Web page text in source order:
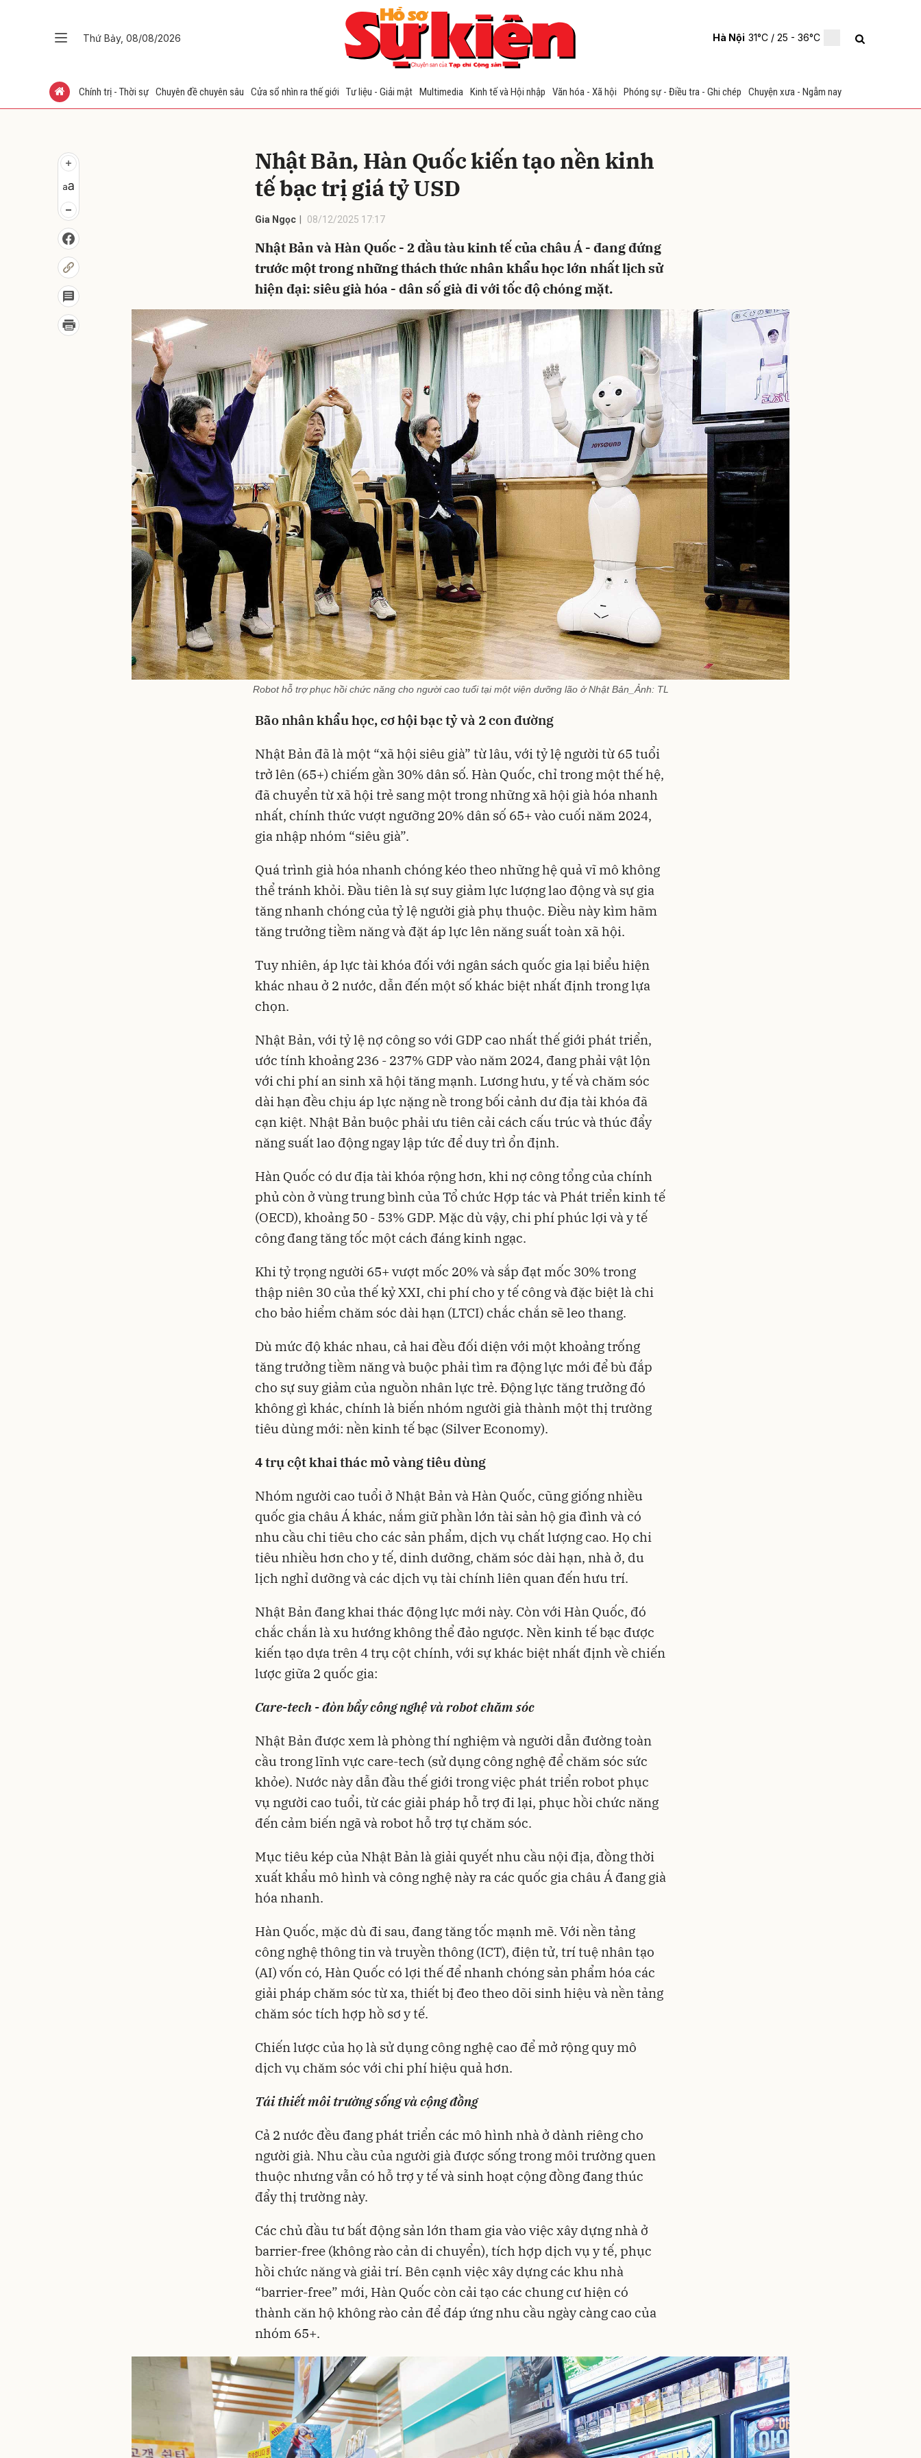
Thứ Bảy, 08/08/2026 Hà Nội 31°C / 25 - 36°C
Chính trị - Thời sự Chuyên đề chuyên sâu Cửa sổ nhìn ra thế giới Tư liệu - Giải mật Multimedia Kinh tế và Hội nhập Văn hóa - Xã hội Phóng sự - Điều tra - Ghi chép Chuyện xưa - Ngẫm nay
Nhật Bản, Hàn Quốc kiến tạo nền kinh
tế bạc trị giá tỷ USD
Gia Ngọc 08/12/2025 17:17
Nhật Bản và Hàn Quốc - 2 đầu tàu kinh tế của châu Á - đang đứng
trước một trong những thách thức nhân khẩu học lớn nhất lịch sử
hiện đại: siêu già hóa - dân số già đi với tốc độ chóng mặt.
Robot hỗ trợ phục hồi chức năng cho người cao tuổi tại một viện dưỡng lão ở Nhật Bản_Ảnh: TL
Bão nhân khẩu học, cơ hội bạc tỷ và 2 con đường
Nhật Bản đã là một “xã hội siêu già” từ lâu, với tỷ lệ người từ 65 tuổi
trở lên (65+) chiếm gần 30% dân số. Hàn Quốc, chỉ trong một thế hệ,
đã chuyển từ xã hội trẻ sang một trong những xã hội già hóa nhanh
nhất, chính thức vượt ngưỡng 20% dân số 65+ vào cuối năm 2024,
gia nhập nhóm “siêu già”.
Quá trình già hóa nhanh chóng kéo theo những hệ quả vĩ mô không
thể tránh khỏi. Đầu tiên là sự suy giảm lực lượng lao động và sự gia
tăng nhanh chóng của tỷ lệ người già phụ thuộc. Điều này kìm hãm
tăng trưởng tiềm năng và đặt áp lực lên năng suất toàn xã hội.
Tuy nhiên, áp lực tài khóa đối với ngân sách quốc gia lại biểu hiện
khác nhau ở 2 nước, dẫn đến một số khác biệt nhất định trong lựa
chọn.
Nhật Bản, với tỷ lệ nợ công so với GDP cao nhất thế giới phát triển,
ước tính khoảng 236 - 237% GDP vào năm 2024, đang phải vật lộn
với chi phí an sinh xã hội tăng mạnh. Lương hưu, y tế và chăm sóc
dài hạn đều chịu áp lực nặng nề trong bối cảnh dư địa tài khóa đã
cạn kiệt. Nhật Bản buộc phải ưu tiên cải cách cấu trúc và thúc đẩy
năng suất lao động ngay lập tức để duy trì ổn định.
Hàn Quốc có dư địa tài khóa rộng hơn, khi nợ công tổng của chính
phủ còn ở vùng trung bình của Tổ chức Hợp tác và Phát triển kinh tế
(OECD), khoảng 50 - 53% GDP. Mặc dù vậy, chi phí phúc lợi và y tế
công đang tăng tốc một cách đáng kinh ngạc.
Khi tỷ trọng người 65+ vượt mốc 20% và sắp đạt mốc 30% trong
thập niên 30 của thế kỷ XXI, chi phí cho y tế công và đặc biệt là chi
cho bảo hiểm chăm sóc dài hạn (LTCI) chắc chắn sẽ leo thang.
Dù mức độ khác nhau, cả hai đều đối diện với một khoảng trống
tăng trưởng tiềm năng và buộc phải tìm ra động lực mới để bù đắp
cho sự suy giảm của nguồn nhân lực trẻ. Động lực tăng trưởng đó
không gì khác, chính là biến nhóm người già thành một thị trường
tiêu dùng mới: nền kinh tế bạc (Silver Economy).
4 trụ cột khai thác mỏ vàng tiêu dùng
Nhóm người cao tuổi ở Nhật Bản và Hàn Quốc, cũng giống nhiều
quốc gia châu Á khác, nắm giữ phần lớn tài sản hộ gia đình và có
nhu cầu chi tiêu cho các sản phẩm, dịch vụ chất lượng cao. Họ chi
tiêu nhiều hơn cho y tế, dinh dưỡng, chăm sóc dài hạn, nhà ở, du
lịch nghỉ dưỡng và các dịch vụ tài chính liên quan đến hưu trí.
Nhật Bản đang khai thác động lực mới này. Còn với Hàn Quốc, đó
chắc chắn là xu hướng không thể đảo ngược. Nền kinh tế bạc được
kiến tạo dựa trên 4 trụ cột chính, với sự khác biệt nhất định về chiến
lược giữa 2 quốc gia:
Care-tech - đòn bẩy công nghệ và robot chăm sóc
Nhật Bản được xem là phòng thí nghiệm và người dẫn đường toàn
cầu trong lĩnh vực care-tech (sử dụng công nghệ để chăm sóc sức
khỏe). Nước này dẫn đầu thế giới trong việc phát triển robot phục
vụ người cao tuổi, từ các giải pháp hỗ trợ đi lại, phục hồi chức năng
đến cảm biến ngã và robot hỗ trợ tự chăm sóc.
Mục tiêu kép của Nhật Bản là giải quyết nhu cầu nội địa, đồng thời
xuất khẩu mô hình và công nghệ này ra các quốc gia châu Á đang già
hóa nhanh.
Hàn Quốc, mặc dù đi sau, đang tăng tốc mạnh mẽ. Với nền tảng
công nghệ thông tin và truyền thông (ICT), điện tử, trí tuệ nhân tạo
(AI) vốn có, Hàn Quốc có lợi thế để nhanh chóng sản phẩm hóa các
giải pháp chăm sóc từ xa, thiết bị đeo theo dõi sinh hiệu và nền tảng
chăm sóc tích hợp hồ sơ y tế.
Chiến lược của họ là sử dụng công nghệ cao để mở rộng quy mô
dịch vụ chăm sóc với chi phí hiệu quả hơn.
Tái thiết môi trường sống và cộng đồng
Cả 2 nước đều đang phát triển các mô hình nhà ở dành riêng cho
người già. Nhu cầu của người già được sống trong môi trường quen
thuộc nhưng vẫn có hỗ trợ y tế và sinh hoạt cộng đồng đang thúc
đẩy thị trường này.
Các chủ đầu tư bất động sản lớn tham gia vào việc xây dựng nhà ở
barrier-free (không rào cản di chuyển), tích hợp dịch vụ y tế, phục
hồi chức năng và giải trí. Bên cạnh việc xây dựng các khu nhà
“barrier-free” mới, Hàn Quốc còn cải tạo các chung cư hiện có
thành căn hộ không rào cản để đáp ứng nhu cầu ngày càng cao của
nhóm 65+.